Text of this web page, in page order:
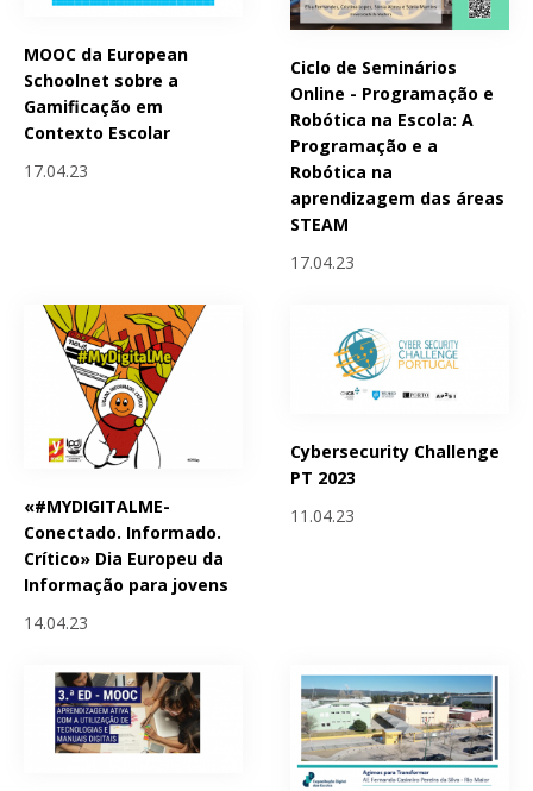
MOOC da European
Schoolnet sobre a
Gamificação em
Contexto Escolar
17.04.23
Ciclo de Seminários
Online - Programação e
Robótica na Escola: A
Programação e a
Robótica na
aprendizagem das áreas
STEAM
17.04.23
«#MYDIGITALME-
Conectado. Informado.
Crítico» Dia Europeu da
Informação para jovens
14.04.23
Cybersecurity Challenge
PT 2023
11.04.23